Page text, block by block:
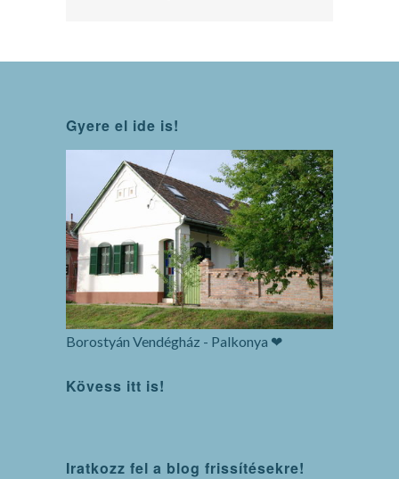
Gyere el ide is!
Borostyán Vendégház - Palkonya ❤
Kövess itt is!
Iratkozz fel a blog frissítésekre!